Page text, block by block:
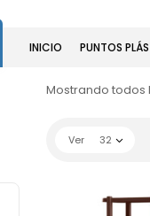
INICIO PUNTOS
Mostrando todos
Ver 32